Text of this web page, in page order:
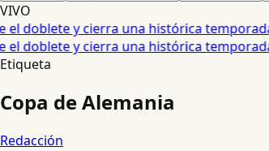
VIVO
doblete y cierra una histórica temporada
doblete y cierra una histórica temporada
Etiqueta
Copa de Alemania
Redacción